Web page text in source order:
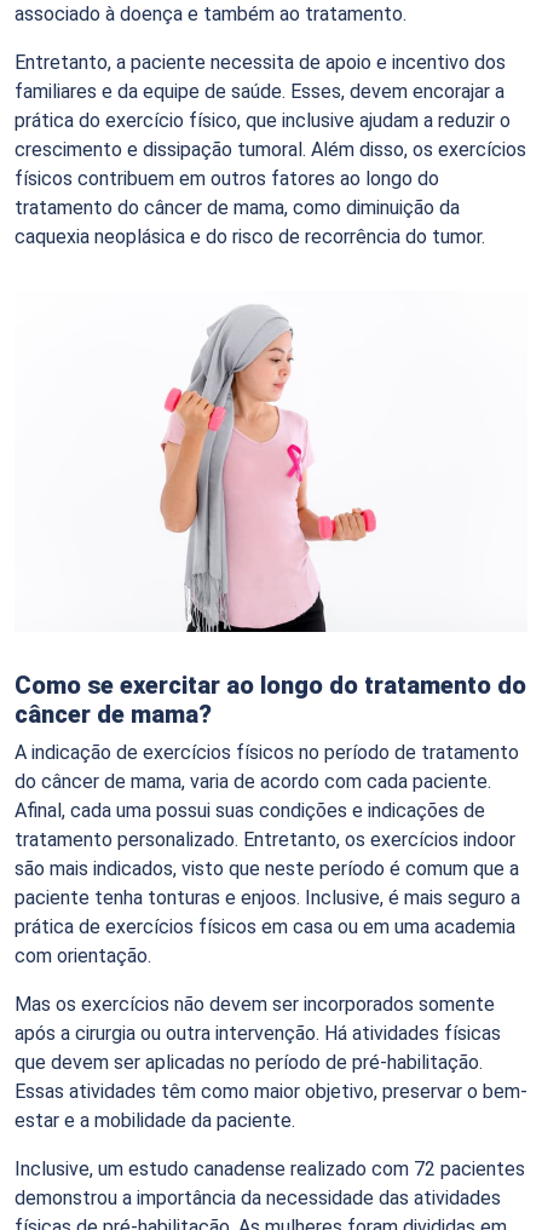
associado à doença e também ao tratamento.
Entretanto, a paciente necessita de apoio e incentivo dos
familiares e da equipe de saúde. Esses, devem encorajar a
prática do exercício físico, que inclusive ajudam a reduzir o
crescimento e dissipação tumoral. Além disso, os exercícios
físicos contribuem em outros fatores ao longo do
tratamento do câncer de mama, como diminuição da
caquexia neoplásica e do risco de recorrência do tumor.
Como se exercitar ao longo do tratamento do
câncer de mama?
A indicação de exercícios físicos no período de tratamento
do câncer de mama, varia de acordo com cada paciente.
Afinal, cada uma possui suas condições e indicações de
tratamento personalizado. Entretanto, os exercícios indoor
são mais indicados, visto que neste período é comum que a
paciente tenha tonturas e enjoos. Inclusive, é mais seguro a
prática de exercícios físicos em casa ou em uma academia
com orientação.
Mas os exercícios não devem ser incorporados somente
após a cirurgia ou outra intervenção. Há atividades físicas
que devem ser aplicadas no período de pré-habilitação.
Essas atividades têm como maior objetivo, preservar o bem-
estar e a mobilidade da paciente.
Inclusive, um estudo canadense realizado com 72 pacientes
demonstrou a importância da necessidade das atividades